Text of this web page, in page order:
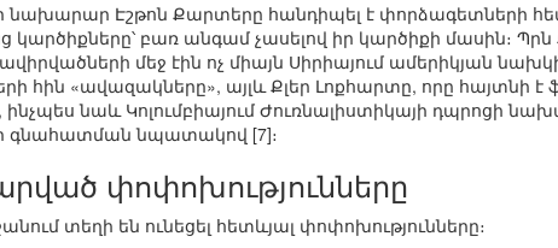
նախարար Էշթոն Քարտերը հանդիպել է փորձագետների
կարծիքները՝ բառ անգամ չասելով իր կարծիքի մասին։
մեջ էին ոչ միայն Սիրիայում ամերիկյան
հին «ավազակները», այլև Քլեր Լոքհարտը, որը հայտնի
նաև Կոլումբիայում Ժուռնալիստիկայի դպրոցի
գնահատման նպատակով [7]։
փոփոխությունները
տեղի են ունեցել հետևյալ փոփոխությունները։